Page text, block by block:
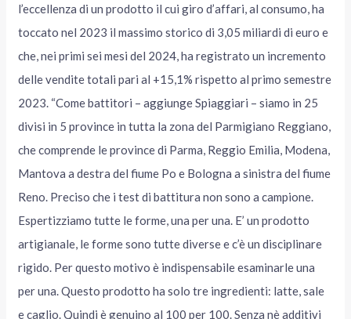
l’eccellenza di un prodotto il cui giro d’affari, al consumo, ha
toccato nel 2023 il massimo storico di 3,05 miliardi di euro e
che, nei primi sei mesi del 2024, ha registrato un incremento
delle vendite totali pari al +15,1% rispetto al primo semestre
2023. “Come battitori – aggiunge Spiaggiari – siamo in 25
divisi in 5 province in tutta la zona del Parmigiano Reggiano,
che comprende le province di Parma, Reggio Emilia, Modena,
Mantova a destra del fiume Po e Bologna a sinistra del fiume
Reno. Preciso che i test di battitura non sono a campione.
Espertizziamo tutte le forme, una per una. E’ un prodotto
artigianale, le forme sono tutte diverse e c’è un disciplinare
rigido. Per questo motivo è indispensabile esaminarle una
per una. Questo prodotto ha solo tre ingredienti: latte, sale
e caglio. Quindi è genuino al 100 per 100. Senza nè additivi